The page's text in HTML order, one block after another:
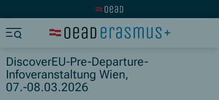
DiscoverEU-Pre-Departure-
Infoveranstaltung Wien,
07.-08.03.2026